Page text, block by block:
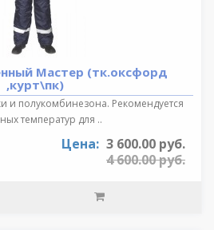
Мастер (тк.оксфорд
,курт\пк)
и полукомбинезона. Рекомендуется
температур для ..
Цена: 3 600.00 руб.
4 600.00 руб.